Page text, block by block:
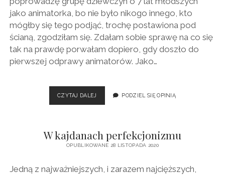
jako animatorka, bo nie było nikogo innego, kto
mógłby się tego podjąć, trochę postawiona pod
ścianą, zgodziłam się. Zdałam sobie sprawę na co się
tak na prawdę porwałam dopiero, gdy doszło do
pierwszej odprawy animatorów. Jako…
CZYTAJ DALEJ WDZIĘCZNOŚĆPODZIEL SIĘ OPINIĄ
W kajdanach perfekcjonizmu
OPUBLIKOWANE 28 LISTOPADA 2020
Jedną z najważniejszych, i zarazem najcięższych,